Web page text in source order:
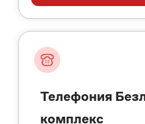
Телефония
комплекс